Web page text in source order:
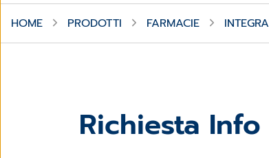
HOME PRODOTTI FARMACIE
Richiesta